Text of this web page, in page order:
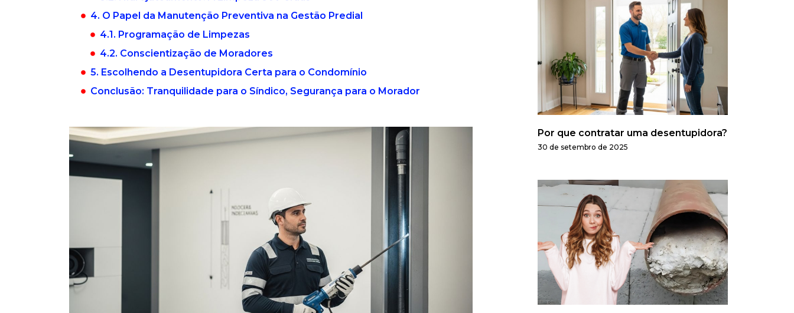
4. O Papel da Manutenção Preventiva na Gestão Predial
4.1. Programação de Limpezas
4.2. Conscientização de Moradores
5. Escolhendo a Desentupidora Certa para o Condomínio
Conclusão: Tranquilidade para o Síndico, Segurança para o Morador
Por que contratar uma desentupidora?
30 de setembro de 2025